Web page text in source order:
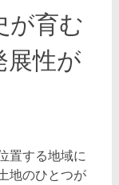
が育む
展性が
置する地域に
地のひとつが